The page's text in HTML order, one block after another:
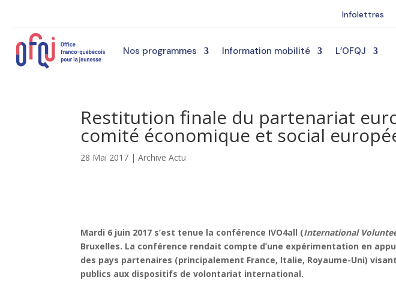
Infolettres
Nos programmes Information mobilité L’OFQJ
Restitution finale du partenariat
comité économique et social
28 Mai 2017 |Archive Actu
Mardi 6 juin 2017 s’est tenue la conférence IVO4all (International
Bruxelles. La conférence rendait compte d’une expérimentation en
des pays partenaires (principalement France, Italie, Royaume-Uni)
publics aux dispositifs de volontariat international.